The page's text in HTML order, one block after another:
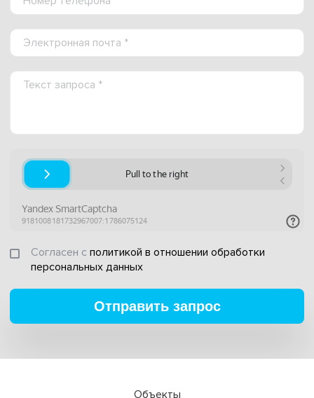
Согласен с политикой в отношении обработки
персональных данных
Отправить запрос
Объекты